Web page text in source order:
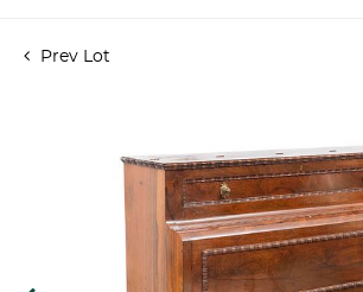
Prev Lot